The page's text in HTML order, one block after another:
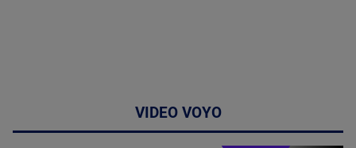
VIDEO VOYO